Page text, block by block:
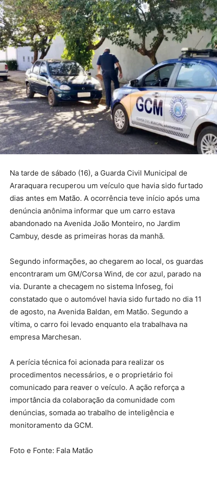
Na tarde de sábado (16), a Guarda Civil Municipal de
Araraquara recuperou um veículo que havia sido furtado
dias antes em Matão. A ocorrência teve início após uma
denúncia anônima informar que um carro estava
abandonado na Avenida João Monteiro, no Jardim
Cambuy, desde as primeiras horas da manhã.
Segundo informações, ao chegarem ao local, os guardas
encontraram um GM/Corsa Wind, de cor azul, parado na
via. Durante a checagem no sistema Infoseg, foi
constatado que o automóvel havia sido furtado no dia 11
de agosto, na Avenida Baldan, em Matão. Segundo a
vítima, o carro foi levado enquanto ela trabalhava na
empresa Marchesan.
A perícia técnica foi acionada para realizar os
procedimentos necessários, e o proprietário foi
comunicado para reaver o veículo. A ação reforça a
importância da colaboração da comunidade com
denúncias, somada ao trabalho de inteligência e
monitoramento da GCM.
Foto e Fonte: Fala Matão